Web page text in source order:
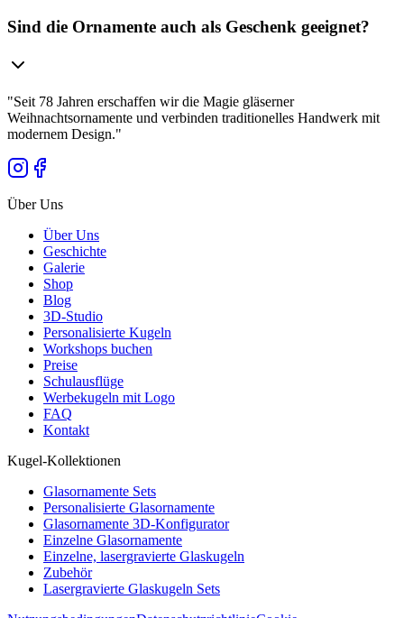
Sind die Ornamente auch als Geschenk geeignet?
"Seit 78 Jahren erschaffen wir die Magie gläserner
Weihnachtsornamente und verbinden traditionelles Handwerk mit
modernem Design."
Über Uns
Über Uns
Geschichte
Galerie
Shop
Blog
3D-Studio
Personalisierte Kugeln
Workshops buchen
Preise
Schulausflüge
Werbekugeln mit Logo
FAQ
Kontakt
Kugel-Kollektionen
Glasornamente Sets
Personalisierte Glasornamente
Glasornamente 3D-Konfigurator
Einzelne Glasornamente
Einzelne, lasergravierte Glaskugeln
Zubehör
Lasergravierte Glaskugeln Sets